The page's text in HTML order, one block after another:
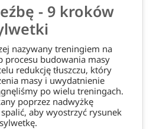
- 9 kroków
nazywany treningiem na
procesu budowania masy
redukcję tłuszczu, który
masy i uwydatnienie
po wielu treningach.
poprzez nadwyżkę
aby wyostrzyć rysunek